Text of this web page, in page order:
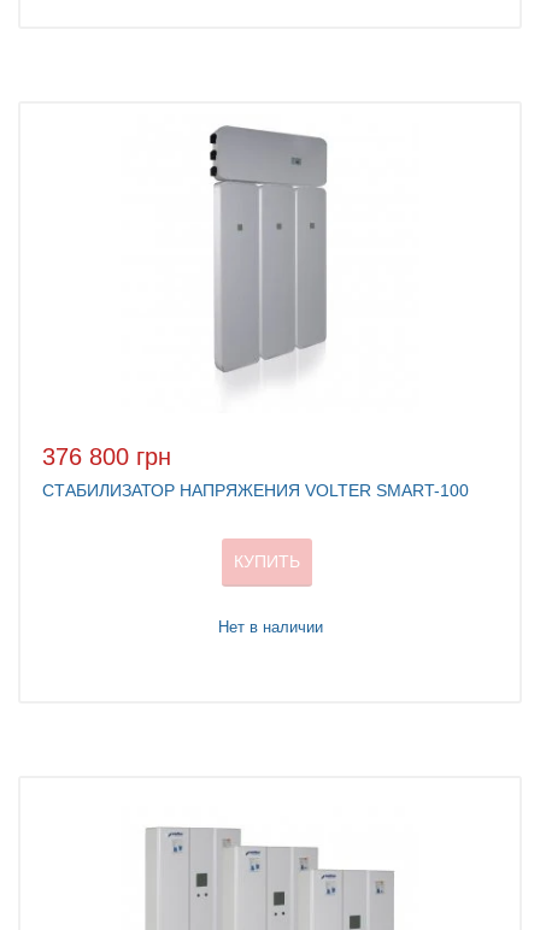
376 800 грн
СТАБИЛИЗАТОР НАПРЯЖЕНИЯ VOLTER SMART-100
КУПИТЬ
Нет в наличии